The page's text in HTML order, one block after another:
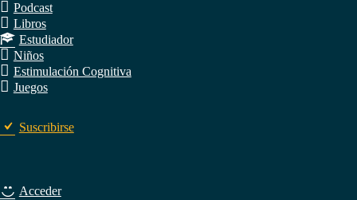
Podcast
Libros
Estudiador
Niños
Estimulación Cognitiva
Juegos
Suscribirse
Acceder